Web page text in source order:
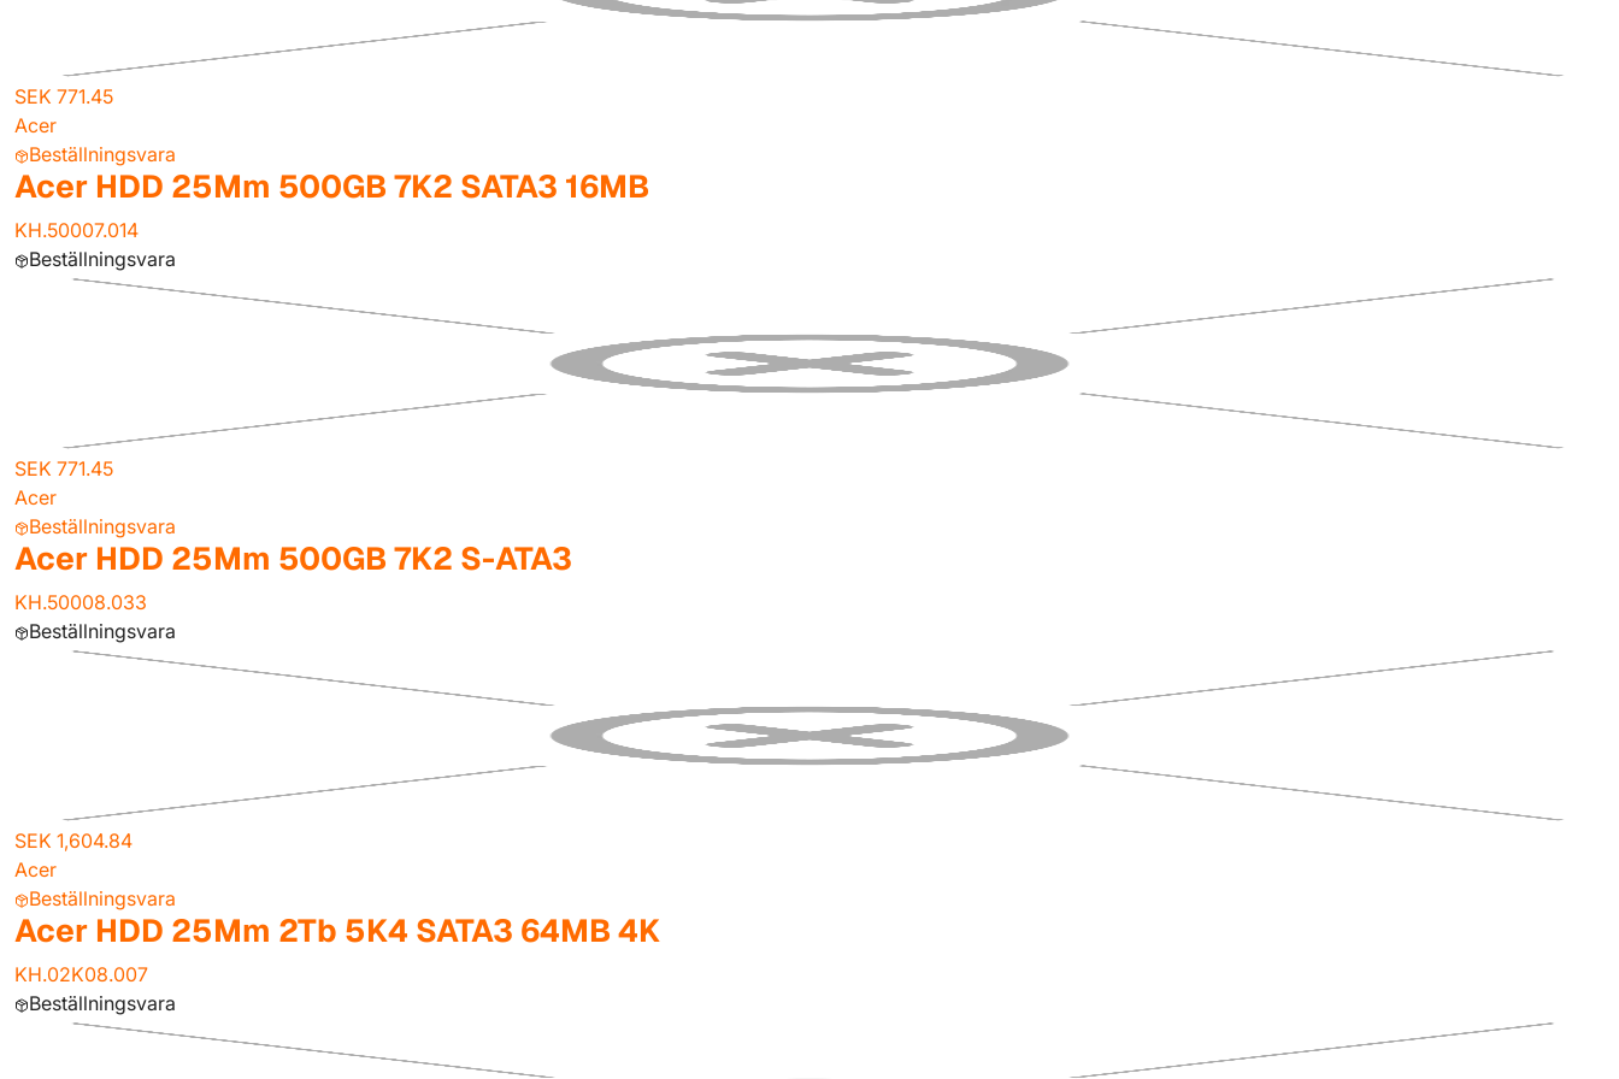
SEK 771.45
Acer
Beställningsvara
Acer HDD 25Mm 500GB 7K2 SATA3 16MB
KH.50007.014
Beställningsvara
SEK 771.45
Acer
Beställningsvara
Acer HDD 25Mm 500GB 7K2 S-ATA3
KH.50008.033
Beställningsvara
SEK 1,604.84
Acer
Beställningsvara
Acer HDD 25Mm 2Tb 5K4 SATA3 64MB 4K
KH.02K08.007
Beställningsvara